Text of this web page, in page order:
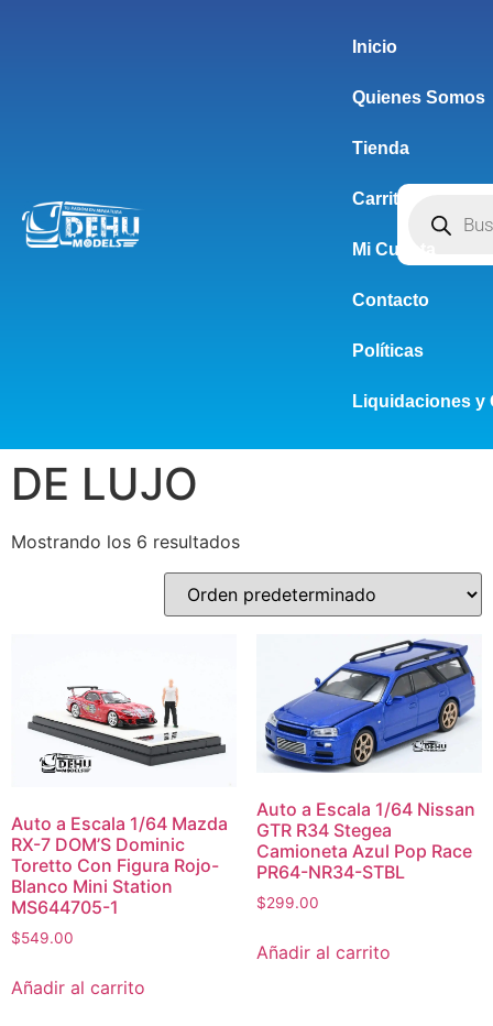
Inicio
Quienes Somos
Tienda
Carrito
Mi Cuenta
Contacto
Políticas
Liquidaciones y
DE LUJO
Mostrando los 6 resultados
Auto a Escala 1/64 Mazda
RX-7 DOM’S Dominic
Toretto Con Figura Rojo-
Blanco Mini Station
MS644705-1
$549.00
Añadir al carrito
Auto a Escala 1/64 Nissan
GTR R34 Stegea
Camioneta Azul Pop Race
PR64-NR34-STBL
$299.00
Añadir al carrito